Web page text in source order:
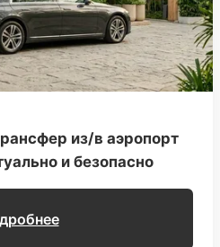
из/в аэропорт
и безопасно